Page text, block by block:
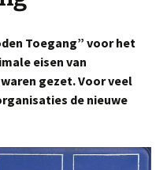
Toegang” voor het
eisen van
gezet. Voor veel
de nieuwe